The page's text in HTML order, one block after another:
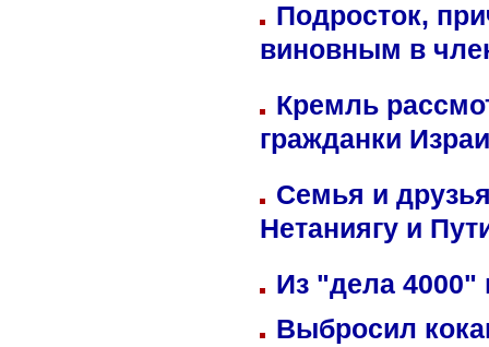
Подросток,
виновным в
Кремль
гражданки
Семья и
Нетаниягу и
Из "дела 4000"
Выбросил